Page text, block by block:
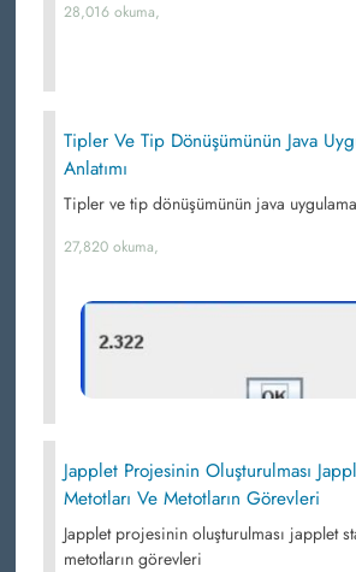
28,016 okuma,
Tipler Ve Tip Dönüşümünün Java
Anlatımı
Tipler ve tip dönüşümünün java
27,820 okuma,
Japplet Projesinin Oluşturulması
Metotları Ve Metotların Görevleri
Japplet projesinin oluşturulması japplet
metotların görevleri